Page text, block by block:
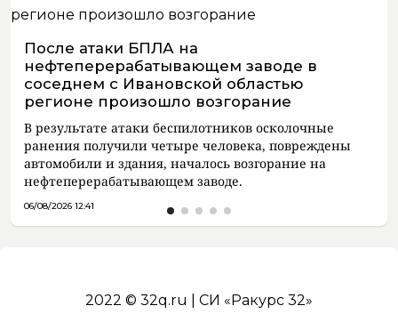
После атаки БПЛА на
нефтеперерабатывающем заводе в
соседнем с Ивановской областью
регионе произошло возгорание
В результате атаки беспилотников осколочные
ранения получили четыре человека, повреждены
автомобили и здания, началось возгорание на
нефтеперерабатывающем заводе.
06/08/2026 12:41
2022 © 32q.ru | СИ «Ракурс 32»